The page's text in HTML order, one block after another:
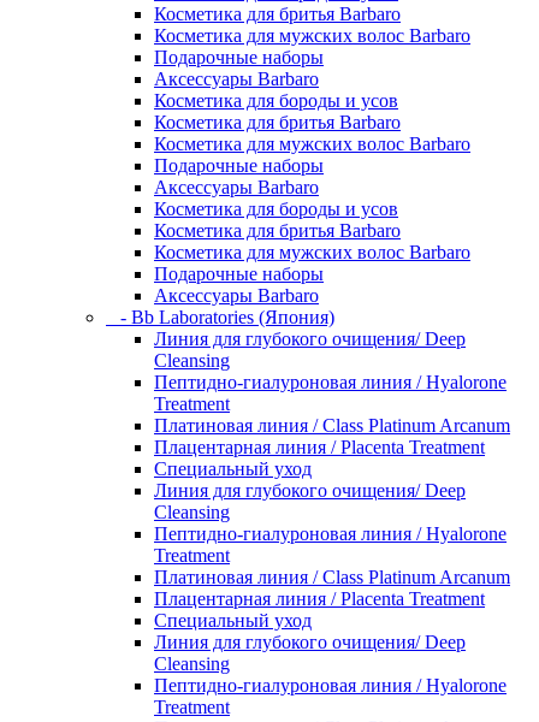
Косметика для бритья Barbaro
Косметика для мужских волос Barbaro
Подарочные наборы
Аксессуары Barbaro
Косметика для бороды и усов
Косметика для бритья Barbaro
Косметика для мужских волос Barbaro
Подарочные наборы
Аксессуары Barbaro
Косметика для бороды и усов
Косметика для бритья Barbaro
Косметика для мужских волос Barbaro
Подарочные наборы
Аксессуары Barbaro
- Bb Laboratories (Япония)
Линия для глубокого очищения/ Deep
Cleansing
Пептидно-гиалуроновая линия / Hyalorone
Treatment
Платиновая линия / Class Platinum Arcanum
Плацентарная линия / Placenta Treatment
Специальный уход
Линия для глубокого очищения/ Deep
Cleansing
Пептидно-гиалуроновая линия / Hyalorone
Treatment
Платиновая линия / Class Platinum Arcanum
Плацентарная линия / Placenta Treatment
Специальный уход
Линия для глубокого очищения/ Deep
Cleansing
Пептидно-гиалуроновая линия / Hyalorone
Treatment